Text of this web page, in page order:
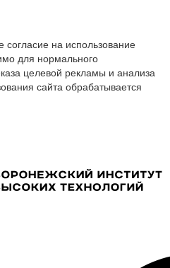
на использование
для нормального
целевой рекламы и анализа
сайта обрабатывается